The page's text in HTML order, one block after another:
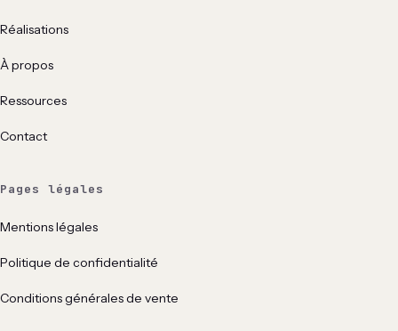
Réalisations
À propos
Ressources
Contact
Pages légales
Mentions légales
Politique de confidentialité
Conditions générales de vente